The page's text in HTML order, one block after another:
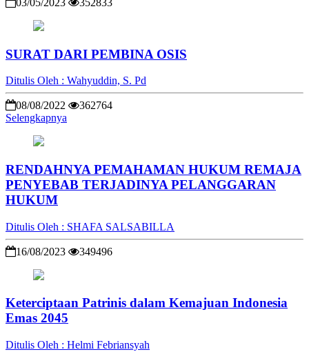
SURAT DARI PEMBINA OSIS
Ditulis Oleh : Wahyuddin, S. Pd
08/08/2022
362764
Selengkapnya
RENDAHNYA PEMAHAMAN HUKUM REMAJA
PENYEBAB TERJADINYA PELANGGARAN
HUKUM
Ditulis Oleh : SHAFA SALSABILLA
16/08/2023 349496
Keterciptaan Patrinis dalam Kemajuan Indonesia
Emas 2045
Ditulis Oleh : Helmi Febriansyah